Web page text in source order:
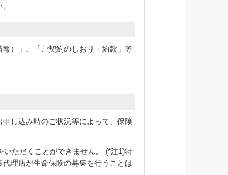
）」、「ご契約のしおり・約款」等
し込み時のご状況等によって、保険
ただくことができません。 (*注1)特
理店が生命保険の募集を行うことは